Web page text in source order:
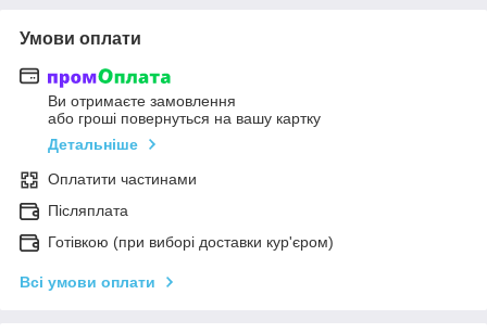
Умови оплати
Ви отримаєте замовлення
або гроші повернуться на вашу картку
Детальніше
Оплатити частинами
Післяплата
Готівкою (при виборі доставки кур'єром)
Всі умови оплати